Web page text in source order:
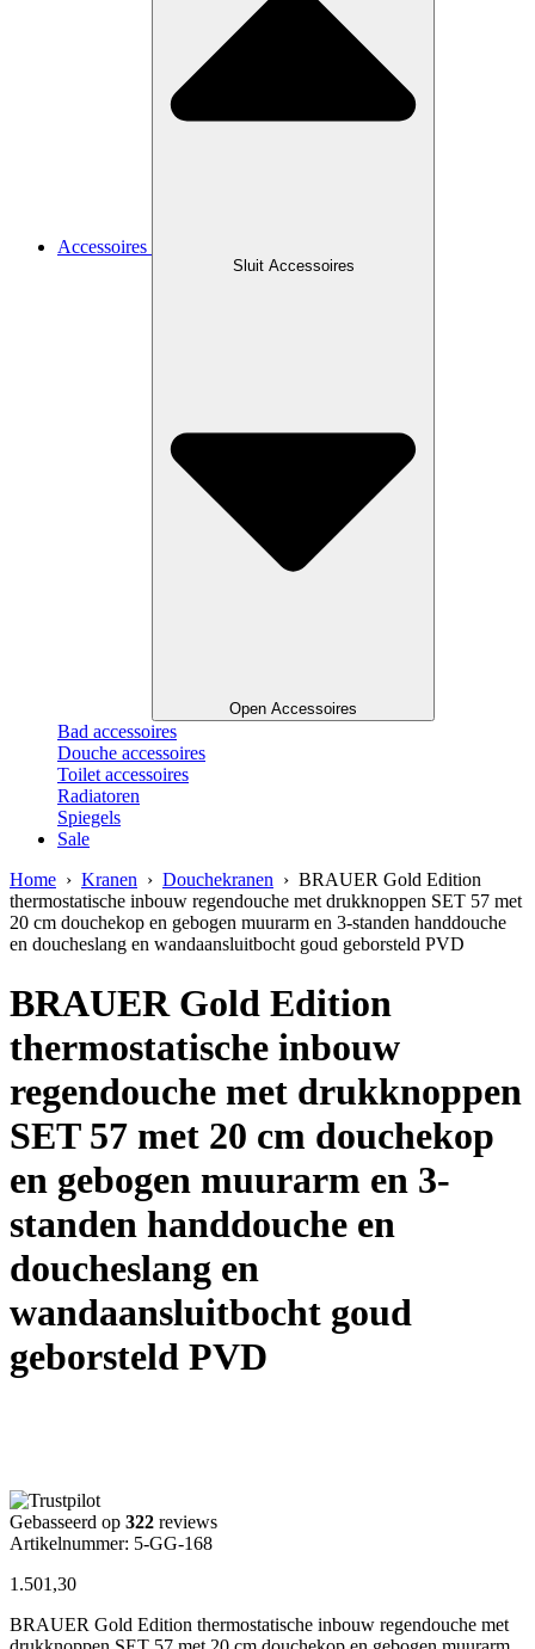
Accessoires
Sluit Accessoires
Open Accessoires
Bad accessoires
Douche accessoires
Toilet accessoires
Radiatoren
Spiegels
Sale
Home › Kranen › Douchekranen › BRAUER Gold Edition
thermostatische inbouw regendouche met drukknoppen SET 57 met
20 cm douchekop en gebogen muurarm en 3-standen handdouche
en doucheslang en wandaansluitbocht goud geborsteld PVD
BRAUER Gold Edition
thermostatische inbouw
regendouche met drukknoppen
SET 57 met 20 cm douchekop
en gebogen muurarm en 3-
standen handdouche en
doucheslang en
wandaansluitbocht goud
geborsteld PVD
Gebasseerd op 322 reviews
Artikelnummer: 5-GG-168
1.501,30
BRAUER Gold Edition thermostatische inbouw regendouche met